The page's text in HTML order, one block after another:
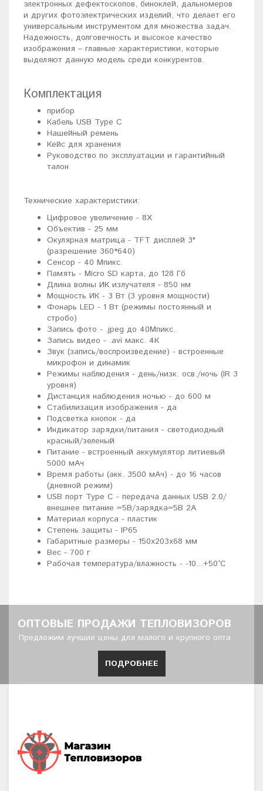
электронных дефектоскопов, биноклей, дальномеров
и других фотоэлектрических изделий, что делает его
универсальным инструментом для множества задач.
Надежность, долговечность и высокое качество
изображения – главные характеристики, которые
выделяют данную модель среди конкурентов.
Комплектация
прибор
Кабель USB Type C
Нашейный ремень
Кейс для хранения
Руководство по эксплуатации и гарантийный
талон
Технические характеристики:
Цифровое увеличение - 8Х
Объектив - 25 мм
Окулярная матрица - TFT дисплей 3"
(разрешение 360*640)
Сенсор - 40 Мпикс.
Память - Micro SD карта, до 128 Гб
Длина волны ИК излучателя - 850 нм
Мощность ИК - 3 Вт (3 уровня мощности)
Фонарь LED - 1 Вт (режимы постоянный и
стробо)
Запись фото - .jpeg до 40Мпикс.
Запись видео - .avi макс. 4К
Звук (запись/воспроизведение) - встроенные
микрофон и динамик
Режимы наблюдения - день/низк. осв./ночь (IR 3
уровня)
Дистанция наблюдения ночью - до 600 м
Стабилизация изображения - да
Подсветка кнопок - да
Индикатор зарядки/питания - светодиодный
красный/зеленый
Питание - встроенный аккумулятор литиевый
5000 мАч
Время работы (акк. 3500 мАч) - до 16 часов
(дневной режим)
USB порт Type C - передача данных USB 2.0/
внешнее питание =5В/зарядка=5В 2А
Материал корпуса - пластик
Степень защиты - IP65
Габаритные размеры - 150x203x68 мм
Вес - 700 г
Рабочая температура/влажность - -10...+50°C
ОПТОВЫЕ ПРОДАЖИ ТЕПЛОВИЗОРОВ
Предложим лучшие цены для малого и крупного опта
ПОДРОБНЕЕ